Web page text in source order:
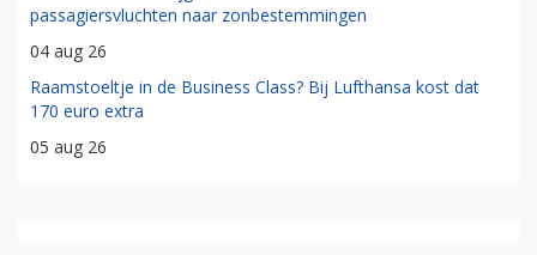
passagiersvluchten naar zonbestemmingen
04 aug 26
Raamstoeltje in de Business Class? Bij Lufthansa kost dat
170 euro extra
05 aug 26